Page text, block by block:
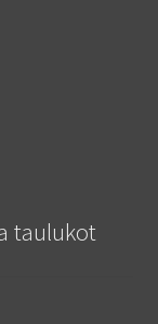
taulukot